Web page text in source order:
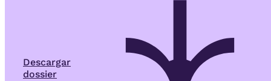
Descargar
dossier